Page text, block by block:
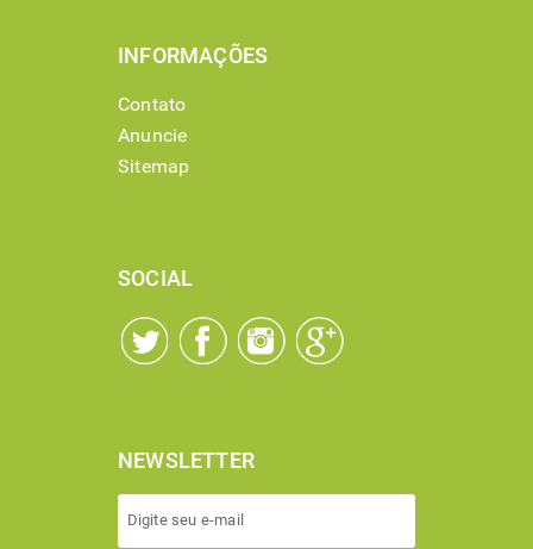
INFORMAÇÕES
Contato
Anuncie
Sitemap
SOCIAL
NEWSLETTER